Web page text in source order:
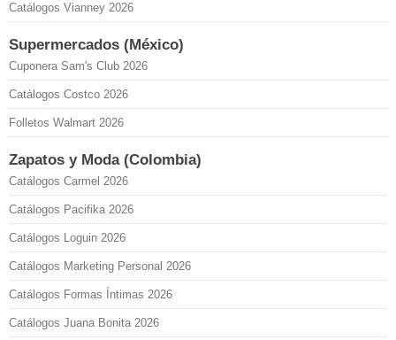
Catálogos Vianney 2026
Supermercados (México)
Cuponera Sam's Club 2026
Catálogos Costco 2026
Folletos Walmart 2026
Zapatos y Moda (Colombia)
Catálogos Carmel 2026
Catálogos Pacifika 2026
Catálogos Loguin 2026
Catálogos Marketing Personal 2026
Catálogos Formas Íntimas 2026
Catálogos Juana Bonita 2026